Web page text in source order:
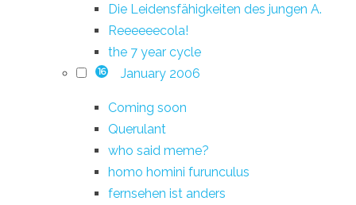
Die Leidensfähigkeiten des jungen A.
Reeeeeecola!
the 7 year cycle
16 January 2006
Coming soon
Querulant
who said meme?
homo homini furunculus
fernsehen ist anders